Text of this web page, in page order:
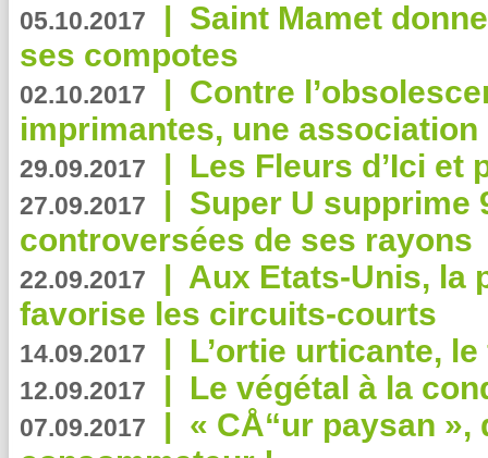
05.10.2017 | Saint Mamet
ses compotes
02.10.2017 | Contre
imprimantes, une
29.09.2017 | Les Fleurs d’Ici et
27.09.2017 | Super U supprime
controversées de ses rayons
22.09.2017 | Aux Etats-Unis, la
favorise les circuits-courts
14.09.2017 | L’ortie urticante,
12.09.2017 | Le végétal à la
07.09.2017 | « CÅ“ur paysan